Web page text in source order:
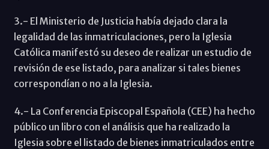
3.- El Ministerio de Justicia había dejado clara la
legalidad de las inmatriculaciones, pero la Iglesia
Católica manifestó su deseo de realizar un estudio de
revisión de ese listado, para analizar si tales bienes
correspondían o no a la Iglesia.
4.- La Conferencia Episcopal Española (CEE) ha hecho
público un libro con el análisis que ha realizado la
Iglesia sobre el listado de bienes inmatriculados entre